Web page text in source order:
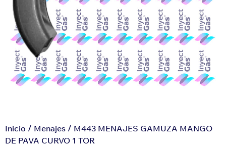
Inicio / Menajes / M443 MENAJES GAMUZA MANGO
DE PAVA CURVO 1 TOR